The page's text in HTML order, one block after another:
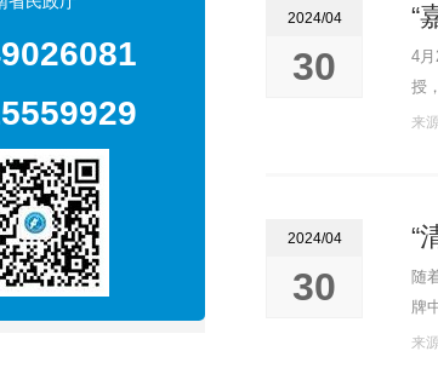
2024/04
30
“
4
授
嘉
来
2024/04
30
“
随
牌
两
来